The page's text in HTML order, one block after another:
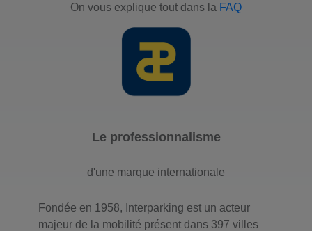
On vous explique tout dans la FAQ
Le professionnalisme
d'une marque internationale
Fondée en 1958, Interparking est un acteur
majeur de la mobilité présent dans 397 villes